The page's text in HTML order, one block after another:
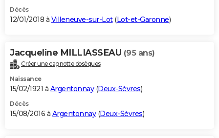
Décès
12/01/2018 à Villeneuve-sur-Lot(Lot-et-Garonne)
Jacqueline MILLIASSEAU (95 ans)
Créer une cagnotte obsèques
Naissance
15/02/1921 à Argentonnay(Deux-Sèvres)
Décès
15/08/2016 à Argentonnay(Deux-Sèvres)